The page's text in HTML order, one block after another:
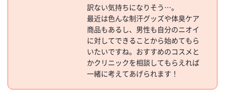
訳ない気持ちになりそう…。
最近は色んな制汗グッズや体臭ケア
商品もあるし、男性も自分のニオイ
に対してできることから始めてもら
いたいですね。おすすめのコスメと
かクリニックを相談してもらえれば
一緒に考えてあげられます！